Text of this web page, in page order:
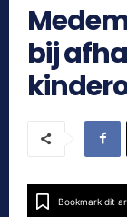
bij
Bookmark dit